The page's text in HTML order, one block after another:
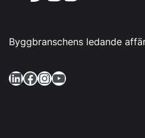
Byggbranschens ledande
LinkedIn Facebook InstagramYouTube